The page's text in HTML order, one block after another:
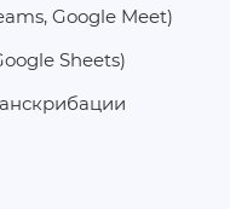
Google Meet)
Sheets)